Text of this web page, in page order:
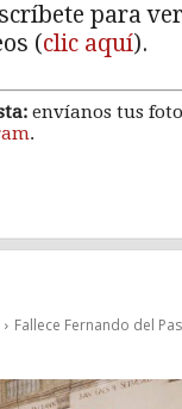
para
(clic aquí).
envíanos tus
.